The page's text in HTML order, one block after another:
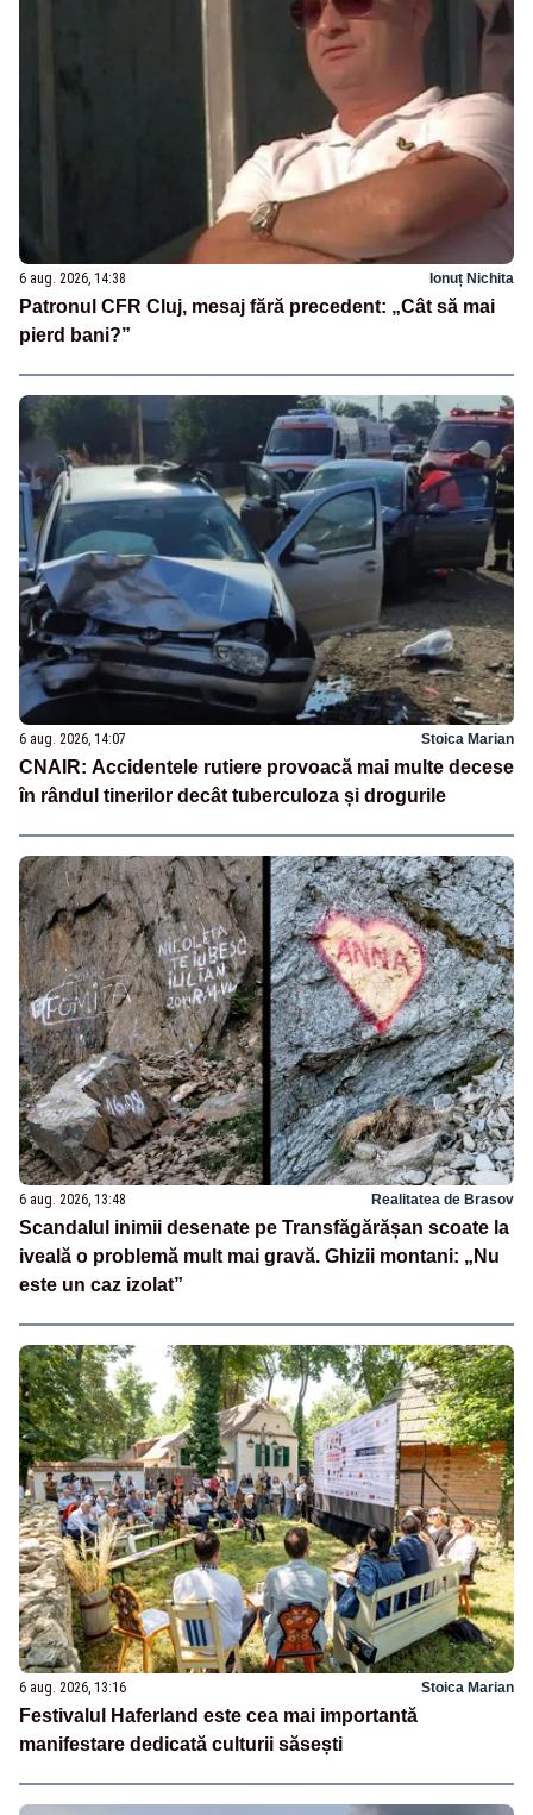
6 aug. 2026, 14:38 Ionuț Nichita
Patronul CFR Cluj, mesaj fără precedent: „Cât să mai
pierd bani?”
6 aug. 2026, 14:07 Stoica Marian
CNAIR: Accidentele rutiere provoacă mai multe decese
în rândul tinerilor decât tuberculoza și drogurile
6 aug. 2026, 13:48 Realitatea de Brasov
Scandalul inimii desenate pe Transfăgărășan scoate la
iveală o problemă mult mai gravă. Ghizii montani: „Nu
este un caz izolat”
6 aug. 2026, 13:16 Stoica Marian
Festivalul Haferland este cea mai importantă
manifestare dedicată culturii săsești